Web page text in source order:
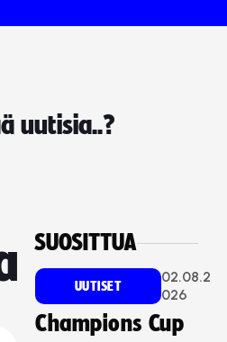
uutisia..?
SUOSITTUA
UUTISET
02.08.2
026
Champions Cup